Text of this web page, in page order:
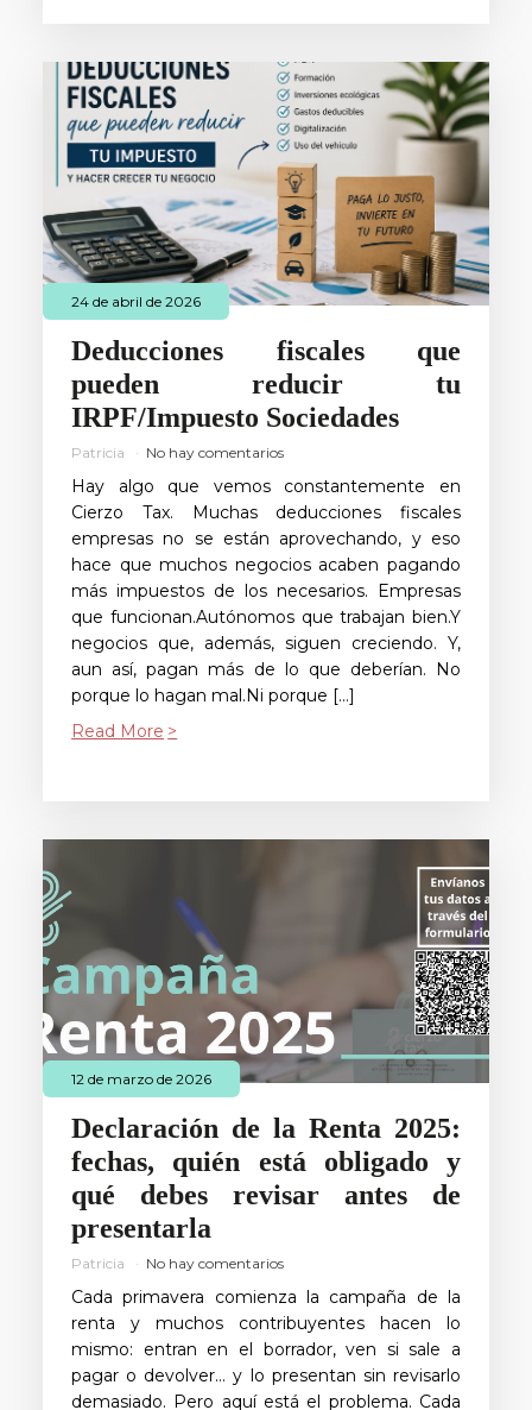
24 de abril de 2026
Deducciones fiscales que
pueden reducir tu
IRPF/Impuesto Sociedades
Patricia No hay comentarios
Hay algo que vemos constantemente en
Cierzo Tax. Muchas deducciones fiscales
empresas no se están aprovechando, y eso
hace que muchos negocios acaben pagando
más impuestos de los necesarios. Empresas
que funcionan.Autónomos que trabajan bien.Y
negocios que, además, siguen creciendo. Y,
aun así, pagan más de lo que deberían. No
porque lo hagan mal.Ni porque […]
Read More
12 de marzo de 2026
Declaración de la Renta 2025:
fechas, quién está obligado y
qué debes revisar antes de
presentarla
Patricia No hay comentarios
Cada primavera comienza la campaña de la
renta y muchos contribuyentes hacen lo
mismo: entran en el borrador, ven si sale a
pagar o devolver… y lo presentan sin revisarlo
demasiado. Pero aquí está el problema. Cada